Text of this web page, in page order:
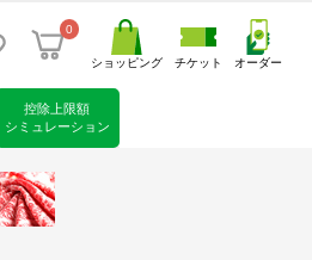
0
ショッピング チケット オーダー
控除上限額
シミュレーション